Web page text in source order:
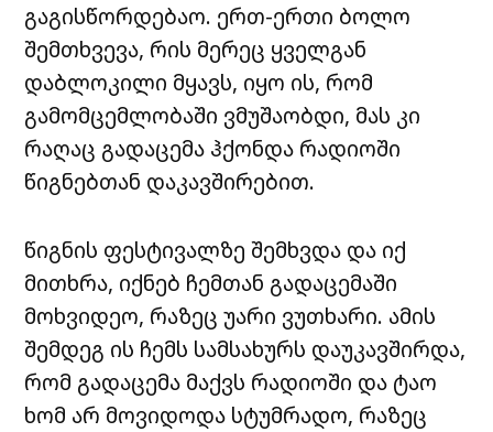
გაგისწორდებაო. ერთ-ერთი ბოლო
შემთხვევა, რის მერეც ყველგან
დაბლოკილი მყავს, იყო ის, რომ
გამომცემლობაში ვმუშაობდი, მას კი
რაღაც გადაცემა ჰქონდა რადიოში
წიგნებთან დაკავშირებით.
წიგნის ფესტივალზე შემხვდა და იქ
მითხრა, იქნებ ჩემთან გადაცემაში
მოხვიდეო, რაზეც უარი ვუთხარი. ამის
შემდეგ ის ჩემს სამსახურს დაუკავშირდა,
რომ გადაცემა მაქვს რადიოში და ტაო
ხომ არ მოვიდოდა სტუმრადო, რაზეც